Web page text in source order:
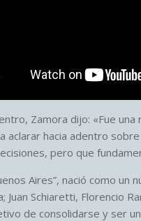
Zamora dijo: «Fue
aclarar hacia adentro
pero que
Aires”, nació como un
Juan Schiaretti, Florencio
de consolidarse y ser